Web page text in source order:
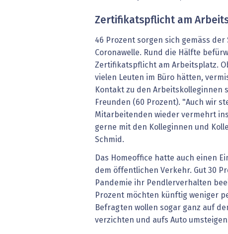
Zertifikatspflicht am
46 Prozent sorgen sich gemäss der
Coronawelle. Rund die Hälfte
Zertifikatspflicht am Arbeitsplatz.
vielen Leuten im Büro hätten,
Kontakt zu den Arbeitskolleginnen
Freunden (60 Prozent). "Auch wir
Mitarbeitenden wieder vermehrt
gerne mit den Kolleginnen und
Schmid.
Das Homeoffice hatte auch einen
dem öffentlichen Verkehr. Gut 30
Pandemie ihr Pendlerverhalten
Prozent möchten künftig weniger
Befragten wollen sogar ganz auf
verzichten und aufs Auto